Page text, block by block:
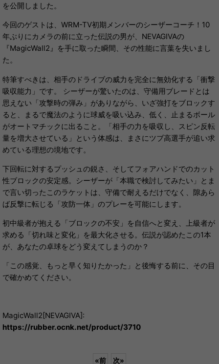
を公開しました。
今回のゲストは、WRM-TV初期メンバーのシーザーコーチ！10
年ぶりにカメラの前に立った伝説の男が、NEVAGIVAの
『MagicWall2』を手に取った瞬間、その性能に言葉を失いまし
た。
特筆すべきは、相手のドライブの威力を完全に無効化する「衝撃
吸収能力」です。 シーザーが驚いたのは、守備用ブレードとは
思えない「攻撃時の弾み」がありながら、いざ強打をブロックす
ると、まるで魔法のように球威を吸い込み、低く、止まるボール
がオートマチックに出ること。「相手の力を吸収し、スピン反転
量を増大させている」という体感は、まさにツブ高選手が追い求
めている理想の境地です。
下回転に対するプッシュの鋭さ、そしてフォアハンドでのカット
性ブロックの安定感。シーザーが「本職で検討してみたい」とま
で言い切ったこのラケットは、守備で耐えるだけでなく、隙あら
ば反撃に転じる「攻防一体」のプレーを可能にします。
初中級者が抱える「ブロックの不安」を自信へと変え、上級者が
求める「切れ味と変化」を最大化させる。伝説が認めたこの1本
が、あなたの卓球をどう変えてしまうのか？
「この感覚、もっと早く知りたかった」と後悔する前に、その目
で確かめてください。
MagicWall2[NEVAGIVA]:
https://rubber.ocnk.net/product/3710
«前 次»